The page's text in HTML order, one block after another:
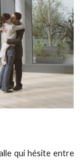
qui hésite entre